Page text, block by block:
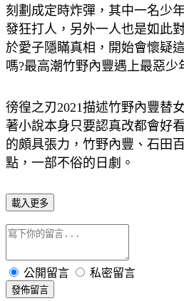
刻劃成定時炸彈，其中一名少
發狂打人，另外一人也是如此
於愛子隱瞞真相，開始會懷疑
嗎?最高潮竹野內豐遇上最惡少
徬徨之刃2021描述竹野內豐替
著小說本身只要認真改都會好
的頗具張力，竹野內豐、石田
點，一部不俗的日劇。
載入更多
公開留言 私密留言
發佈留言